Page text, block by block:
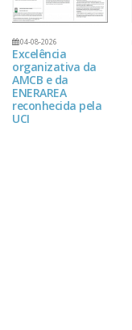
04-08-2026
Excelência
organizativa da
AMCB e da
ENERAREA
reconhecida pela
UCI